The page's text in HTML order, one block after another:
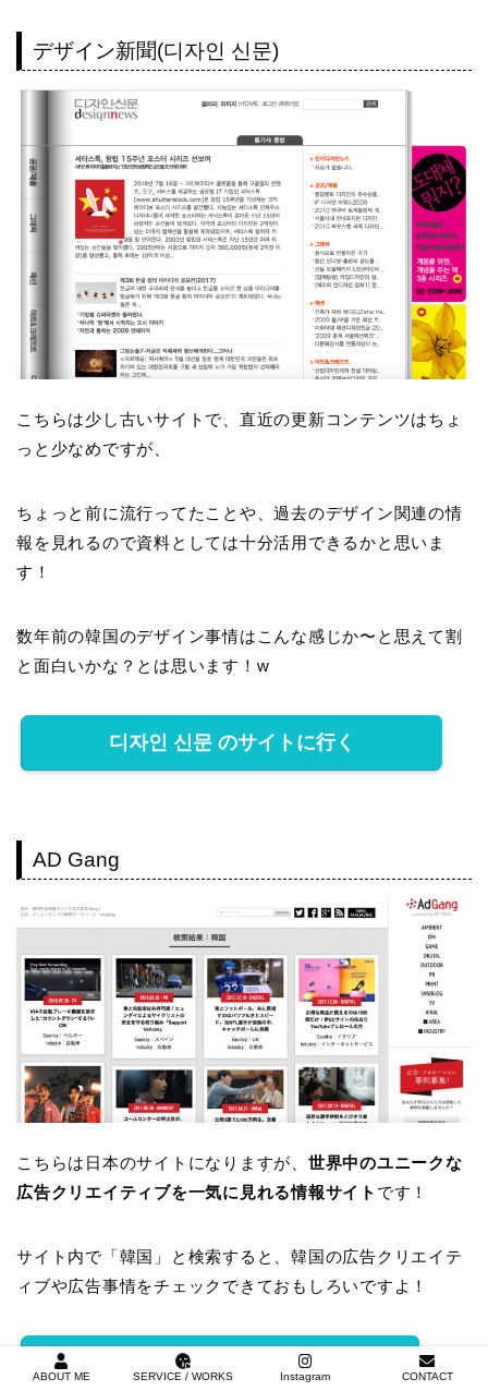
デザイン新聞(디자인 신문)
こちらは少し古いサイトで、直近の更新コンテンツはちょ
っと少なめですが、
ちょっと前に流行ってたことや、過去のデザイン関連の情
報を見れるので資料としては十分活用できるかと思いま
す！
数年前の韓国のデザイン事情はこんな感じか〜と思えて割
と面白いかな？とは思います！w
디자인 신문 のサイトに行く
AD Gang
こちらは日本のサイトになりますが、 世界中のユニークな
広告クリエイティブを一気に見れる情報サイト です！
サイト内で「韓国」と検索すると、韓国の広告クリエイテ
ィブや広告事情をチェックできておもしろいですよ！
AD gang のサイトに行く
ABOUT ME SERVICE / WORKS Instagram CONTACT